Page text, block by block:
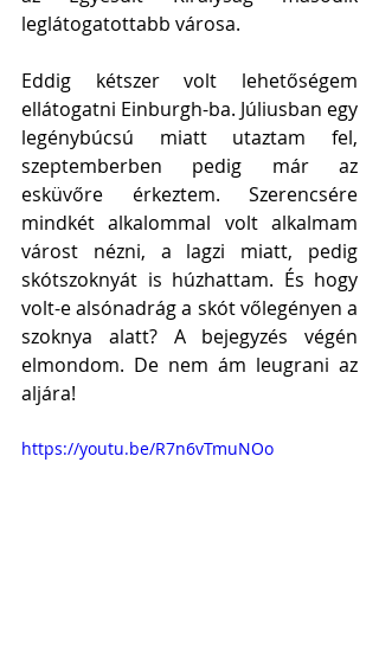
leglátogatottabb városa.
Eddig kétszer volt lehetőségem
ellátogatni Einburgh-ba. Júliusban egy
legénybúcsú miatt utaztam fel,
szeptemberben pedig már az
esküvőre érkeztem. Szerencsére
mindkét alkalommal volt alkalmam
várost nézni, a lagzi miatt, pedig
skótszoknyát is húzhattam. És hogy
volt-e alsónadrág a skót vőlegényen a
szoknya alatt? A bejegyzés végén
elmondom. De nem ám leugrani az
aljára!
https://youtu.be/R7n6vTmuNOo